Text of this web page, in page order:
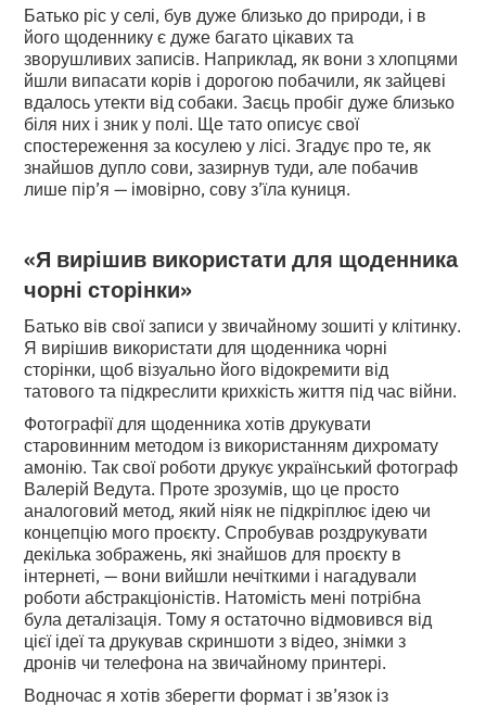
Батько ріс у селі, був дуже близько до природи, і в
його щоденнику є дуже багато цікавих та
зворушливих записів. Наприклад, як вони з хлопцями
йшли випасати корів і дорогою побачили, як зайцеві
вдалось утекти від собаки. Заєць пробіг дуже близько
біля них і зник у полі. Ще тато описує свої
спостереження за косулею у лісі. Згадує про те, як
знайшов дупло сови, зазирнув туди, але побачив
лише пір’я — імовірно, сову з’їла куниця.
«Я вирішив використати для щоденника
чорні сторінки»
Батько вів свої записи у звичайному зошиті у клітинку.
Я вирішив використати для щоденника чорні
сторінки, щоб візуально його відокремити від
татового та підкреслити крихкість життя під час війни.
Фотографії для щоденника хотів друкувати
старовинним методом із використанням дихромату
амонію. Так свої роботи друкує український фотограф
Валерій Ведута. Проте зрозумів, що це просто
аналоговий метод, який ніяк не підкріплює ідею чи
концепцію мого проєкту. Спробував роздрукувати
декілька зображень, які знайшов для проєкту в
інтернеті, — вони вийшли нечіткими і нагадували
роботи абстракціоністів. Натомість мені потрібна
була деталізація. Тому я остаточно відмовився від
цієї ідеї та друкував скриншоти з відео, знімки з
дронів чи телефона на звичайному принтері.
Водночас я хотів зберегти формат і зв’язок із